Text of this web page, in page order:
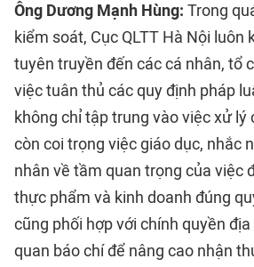
Ông Dương Mạnh Hùng: Trong
kiểm soát, Cục QLTT Hà Nội luôn
tuyên truyền đến các cá nhân, tổ
việc tuân thủ các quy định pháp
không chỉ tập trung vào việc xử lý
còn coi trọng việc giáo dục, nhắc
nhân về tầm quan trọng của việc
thực phẩm và kinh doanh đúng
cũng phối hợp với chính quyền
quan báo chí để nâng cao nhận